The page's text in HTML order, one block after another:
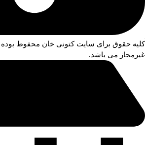
کلیه حقوق برای سایت کتونی خان محفوظ بوده
غیرمجاز می باشد.